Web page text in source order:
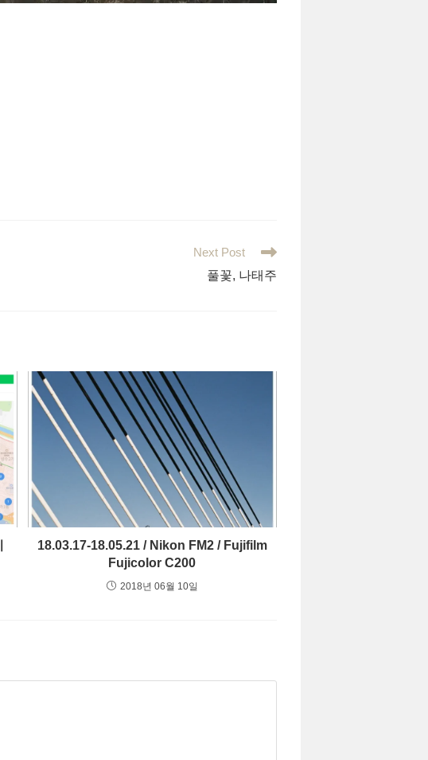
Next Post
풀꽃, 나태주
18.03.17-18.05.21 / Nikon FM2 / Fujifilm
Fujicolor C200
2018년 06월 10일